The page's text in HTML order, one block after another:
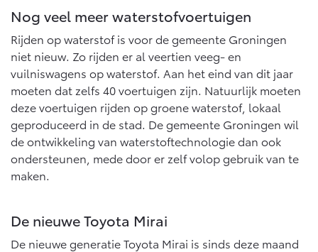
Vanaf € 39.995,- Vanaf € 48.995,-
Mirai
WATERSTOF-ELEKTRISCH
Proace City (excl. BTW)
OOK ALS BATTERIJ-
ELEKTRISCH
Nog veel meer waterstofvoertuigen
Rijden op waterstof is voor de gemeente Groningen
niet nieuw. Zo rijden er al veertien veeg- en
vuilniswagens op waterstof. Aan het eind van dit jaar
moeten dat zelfs 40 voertuigen zijn. Natuurlijk moeten
deze voertuigen rijden op groene waterstof, lokaal
geproduceerd in de stad. De gemeente Groningen wil
de ontwikkeling van waterstoftechnologie dan ook
ondersteunen, mede door er zelf volop gebruik van te
maken.
De nieuwe Toyota Mirai
De nieuwe generatie Toyota Mirai is sinds deze maand